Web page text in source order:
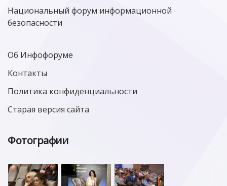
Национальный форум информационной
безопасности
Об Инфофоруме
Контакты
Политика конфиденциальности
Старая версия сайта
Фотографии